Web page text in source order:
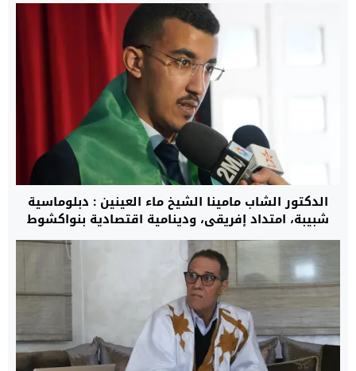
الدكتور الشاب مامينا الشيخ ماء العينين : دبلوماسية
شبيبة، امتداد إفريقي، ودينامية اقتصادية بنواكشوط